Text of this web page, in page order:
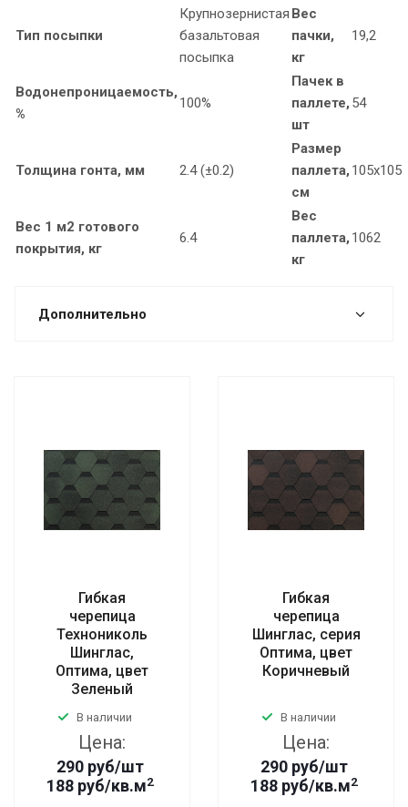
Тип посыпки
Крупнозернистая
базальтовая
посыпка
Вес
пачки,
кг
19,2
Водонепроницаемость,
%
100%
Пачек в
паллете,
шт
54
Толщина гонта, мм 2.4 (±0.2)
Размер
паллета,
см
105х105
Вес 1 м2 готового
покрытия, кг
6.4
Вес
паллета,
кг
1062
Дополнительно
Гибкая
черепица
Технониколь
Шинглас,
Оптима, цвет
Зеленый
В наличии
Цена:
290 руб/шт
188 руб/кв.м2
Гибкая
черепица
Шинглас, серия
Оптима, цвет
Коричневый
В наличии
Цена:
290 руб/шт
188 руб/кв.м2